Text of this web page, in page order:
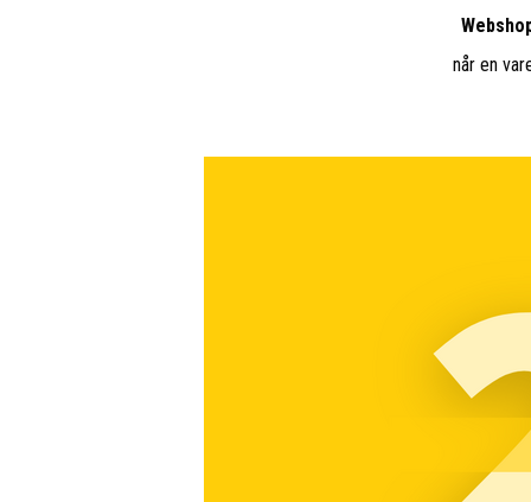
når en